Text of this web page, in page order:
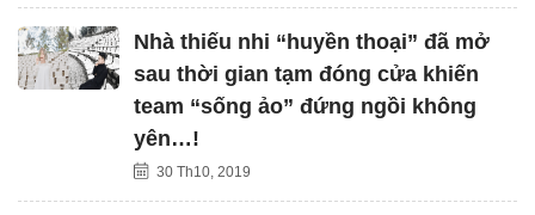
Nhà thiếu nhi “huyền thoại” đã mở
sau thời gian tạm đóng cửa khiến
team “sống ảo” đứng ngồi không
yên…!
30 Th10, 2019